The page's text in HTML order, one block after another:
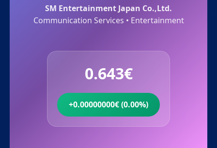
SM Entertainment Japan Co.,Ltd.
Communication Services • Entertainment
0.643€
+0.00000000€ (0.00%)